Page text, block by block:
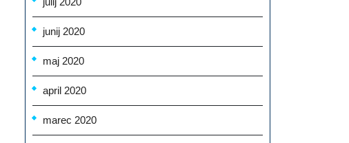
junij 2020
maj 2020
april 2020
marec 2020